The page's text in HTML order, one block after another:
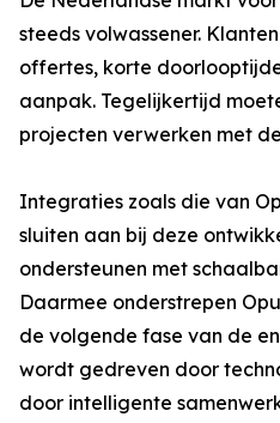
steeds volwassener.
offertes, korte
aanpak. Tegelijkertijd
projecten verwerken met
Integraties zoals die van
sluiten aan bij deze
ondersteunen met
Daarmee onderstrepen
de volgende fase van de
wordt gedreven door
door intelligente